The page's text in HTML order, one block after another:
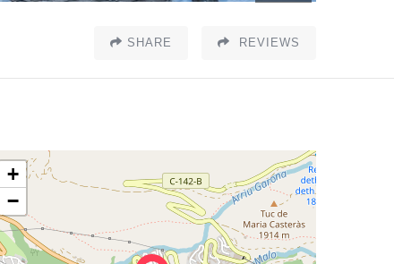
SHARE REVIEWS
+
−